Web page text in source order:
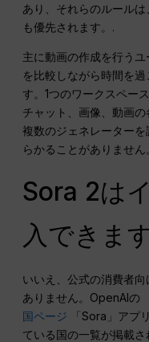
あり、それらのルール
も優先されます。.
主に動画の作成を行うユ
を比較しながら時間を
す。1つのワークスペー
チャット、画像、動画の
複数のジェネレーター
らかることがありません
Sora 2は
入できま
いいえ、公式の消費者
ありません。OpenAIの
国ページ 「Sora」アプ
ている国の一覧が掲載